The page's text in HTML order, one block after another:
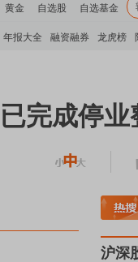
黄金 自选股 自选基金
年报大全 融资融券 龙虎榜
完成停业
重要机
沪深